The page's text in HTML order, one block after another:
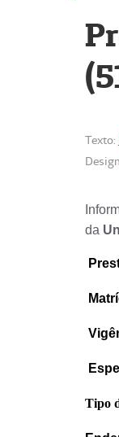
Texto:
da
Tipo